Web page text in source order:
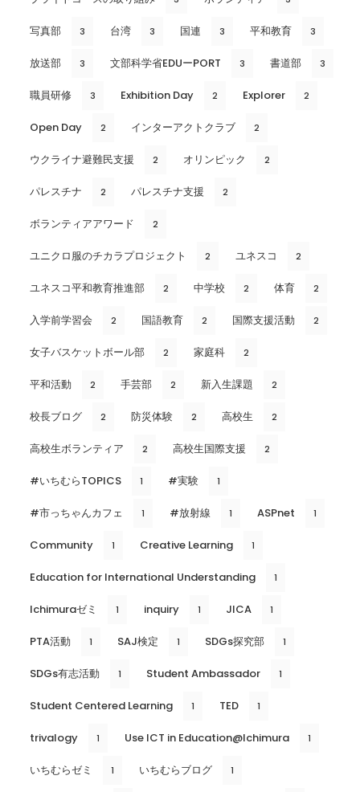
写真部 3 台湾 3 国連 3 平和教育 3
放送部 3 文部科学省EDUーPORT 3 書道部 3
職員研修 3 Exhibition Day 2 Explorer 2
Open Day 2 インターアクトクラブ 2
ウクライナ避難民支援 2 オリンピック 2
パレスチナ 2 パレスチナ支援 2
ボランティアアワード 2
ユニクロ服のチカラプロジェクト 2 ユネスコ 2
ユネスコ平和教育推進部 2 中学校 2 体育 2
入学前学習会 2 国語教育 2 国際支援活動 2
女子バスケットボール部 2 家庭科 2
平和活動 2 手芸部 2 新入生課題 2
校長ブログ 2 防災体験 2 高校生 2
高校生ボランティア 2 高校生国際支援 2
#いちむらTOPICS 1 #実験 1
#市っちゃんカフェ 1 #放射線 1 ASPnet 1
Community 1 Creative Learning 1
Education for International Understanding 1
Ichimuraゼミ 1 inquiry 1 JICA 1
PTA活動 1 SAJ検定 1 SDGs探究部 1
SDGs有志活動 1 Student Ambassador 1
Student Centered Learning 1 TED 1
trivalogy 1 Use ICT in Education@Ichimura 1
いちむらゼミ 1 いちむらブログ 1